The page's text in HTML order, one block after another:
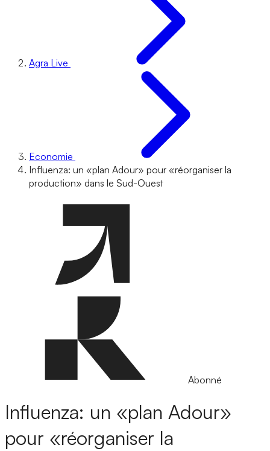
Agra Live
Economie
Influenza: un «plan Adour» pour «réorganiser la
production» dans le Sud-Ouest
Abonné
Influenza: un «plan Adour»
pour «réorganiser la